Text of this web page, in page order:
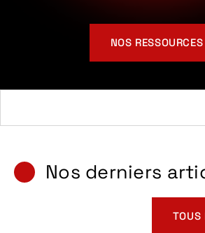
NOS RESSOURCES
Nos derniers
TOUS